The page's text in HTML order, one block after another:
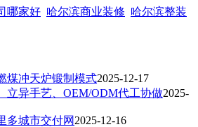
哪家好 哈尔滨商业装修 哈尔滨整装
煤冲天炉锻制模式2025-12-17
立异手艺、OEM/ODM代工协做2025-
多城市交付网 2025-12-16